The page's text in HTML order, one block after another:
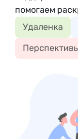
помогаем
Удаленка